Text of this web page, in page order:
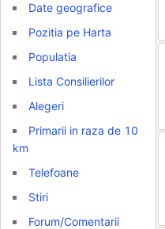
Date geografice
Pozitia pe Harta
Populatia
Lista Consilierilor
Alegeri
Primarii in raza de 10
km
Telefoane
Stiri
Forum/Comentarii